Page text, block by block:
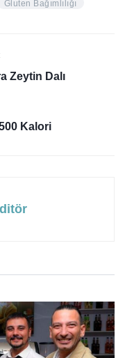
Gluten Bağımlılığı
Zeytin Dalı
Kalori